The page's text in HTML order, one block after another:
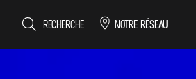
RECHERCHE NOTRE RÉSEAU